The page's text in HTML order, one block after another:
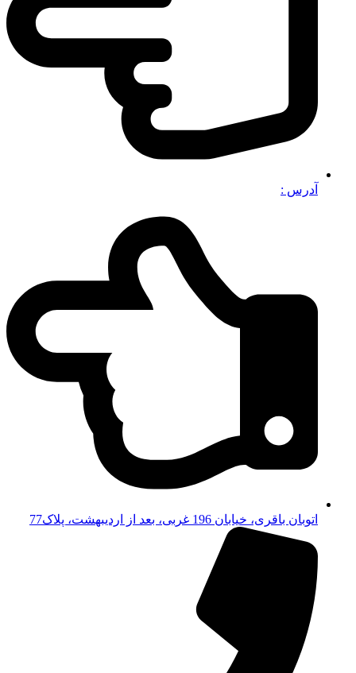
آدرس :
اتوبان باقری، خیابان 196 غربی، بعد از اردیبهشت، پلاک77